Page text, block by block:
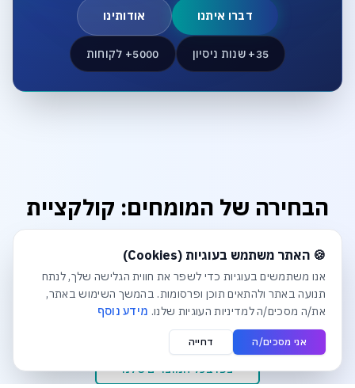
דברו איתנו אודותינו
35+ שנות ניסיון 5000+ לקוחות
הבחירה של המומחים: קולקציית
הפרימיום
מוצרים שנבחרו בקפידה כדי להבטיח לכם ביצועים, אמינות
ואיכות ללא פשרות. דברו עם המומחים שלנו להתאמה אישית.
צפו בכל המוצרים שלנו
חלונית עוגיות נפתחה אוטומטית. לסגירה יש ללחוץ על כפתור
🍪 האתר משתמש בעוגיות (Cookies)
אנו משתמשים בעוגיות כדי לשפר את חווית הגלישה שלך, לנתח
תנועה באתר ולהתאים תוכן ופרסומות. בהמשך השימוש באתר,
את/ה מסכים/ה למדיניות העוגיות שלנו. מידע נוסף
אני מסכים/ה דחייה